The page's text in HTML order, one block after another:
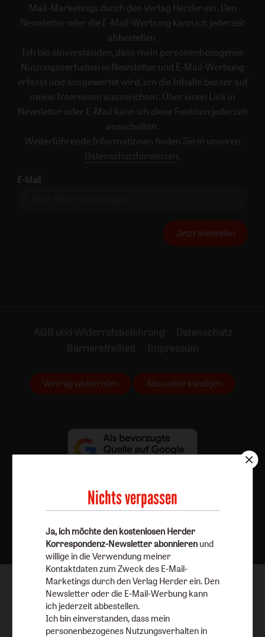
Mail-Marketings durch den Verlag Herder ein. Den
Newsletter oder die E-Mail-Werbung kann ich jederzeit
abbestellen.
Ich bin einverstanden, dass mein personenbezogenes
Nutzungsverhalten in Newsletter und E-Mail-Werbung
erfasst und ausgewertet wird, um die Inhalte besser auf
meine Interessen auszurichten. Über einen Link in
Newsletter oder E-Mail kann ich diese Funktion jederzeit
ausschalten.
Weiterführende Informationen finden Sie in unseren
Datenschutzhinweisen .
E-Mail
Jetzt anmelden
AGB und Widerrufsbelehrung
Datenschutz
Barrierefreiheit
Impressum
Vertrag widerrufen Abo online kündigen
Nichts verpassen
Ja, ich möchte den kostenlosen Herder
Korrespondenz-Newsletter abonnieren und
willige in die Verwendung meiner
Kontaktdaten zum Zweck des E-Mail-
Marketings durch den Verlag Herder ein. Den
Newsletter oder die E-Mail-Werbung kann
ich jederzeit abbestellen.
Ich bin einverstanden, dass mein
personenbezogenes Nutzungsverhalten in